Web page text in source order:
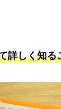
詳しく知る